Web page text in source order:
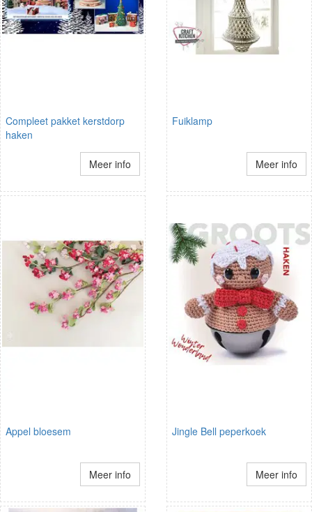
Compleet pakket kerstdorp
haken
Meer info
Fuiklamp
Meer info
Appel bloesem
Meer info
Jingle Bell peperkoek
Meer info